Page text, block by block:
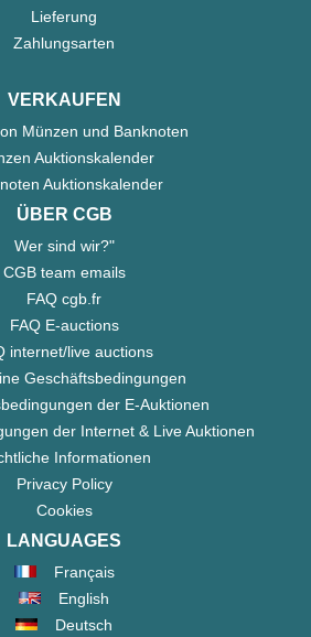
Lieferung
Zahlungsarten
VERKAUFEN
Münzen und Banknoten
Auktionskalender
Auktionskalender
ÜBER CGB
Wer sind wir?"
CGB team emails
FAQ cgb.fr
FAQ E-auctions
internet/live auctions
Geschäftsbedingungen
der E-Auktionen
der Internet & Live Auktionen
Informationen
Privacy Policy
Cookies
LANGUAGES
Français
English
Deutsch